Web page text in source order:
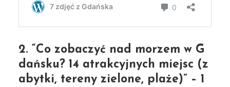
2. “Co zobaczyć nad morzem w G
dańsku? 14 atrakcyjnych miejsc (z
abytki, tereny zielone, plaże)” – 1